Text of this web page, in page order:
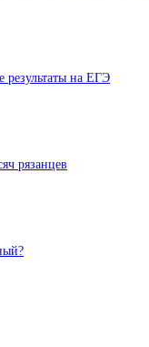
результаты на ЕГЭ
рязанцев